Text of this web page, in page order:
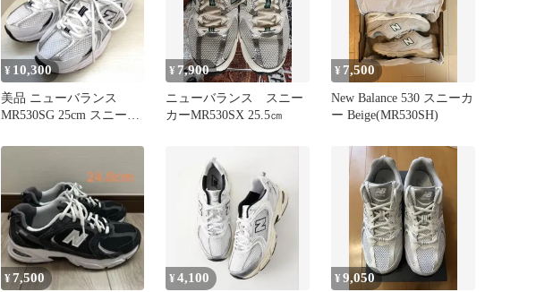
¥ 10,300
美品 ニューバランス
MR530SG 25cm スニーカ
¥ 7,900
ニューバランス スニー
カーMR530SX 25.5㎝
¥ 7,500
New Balance 530 スニーカ
ー Beige(MR530SH)
¥7,500 ¥4,100 ¥9,050